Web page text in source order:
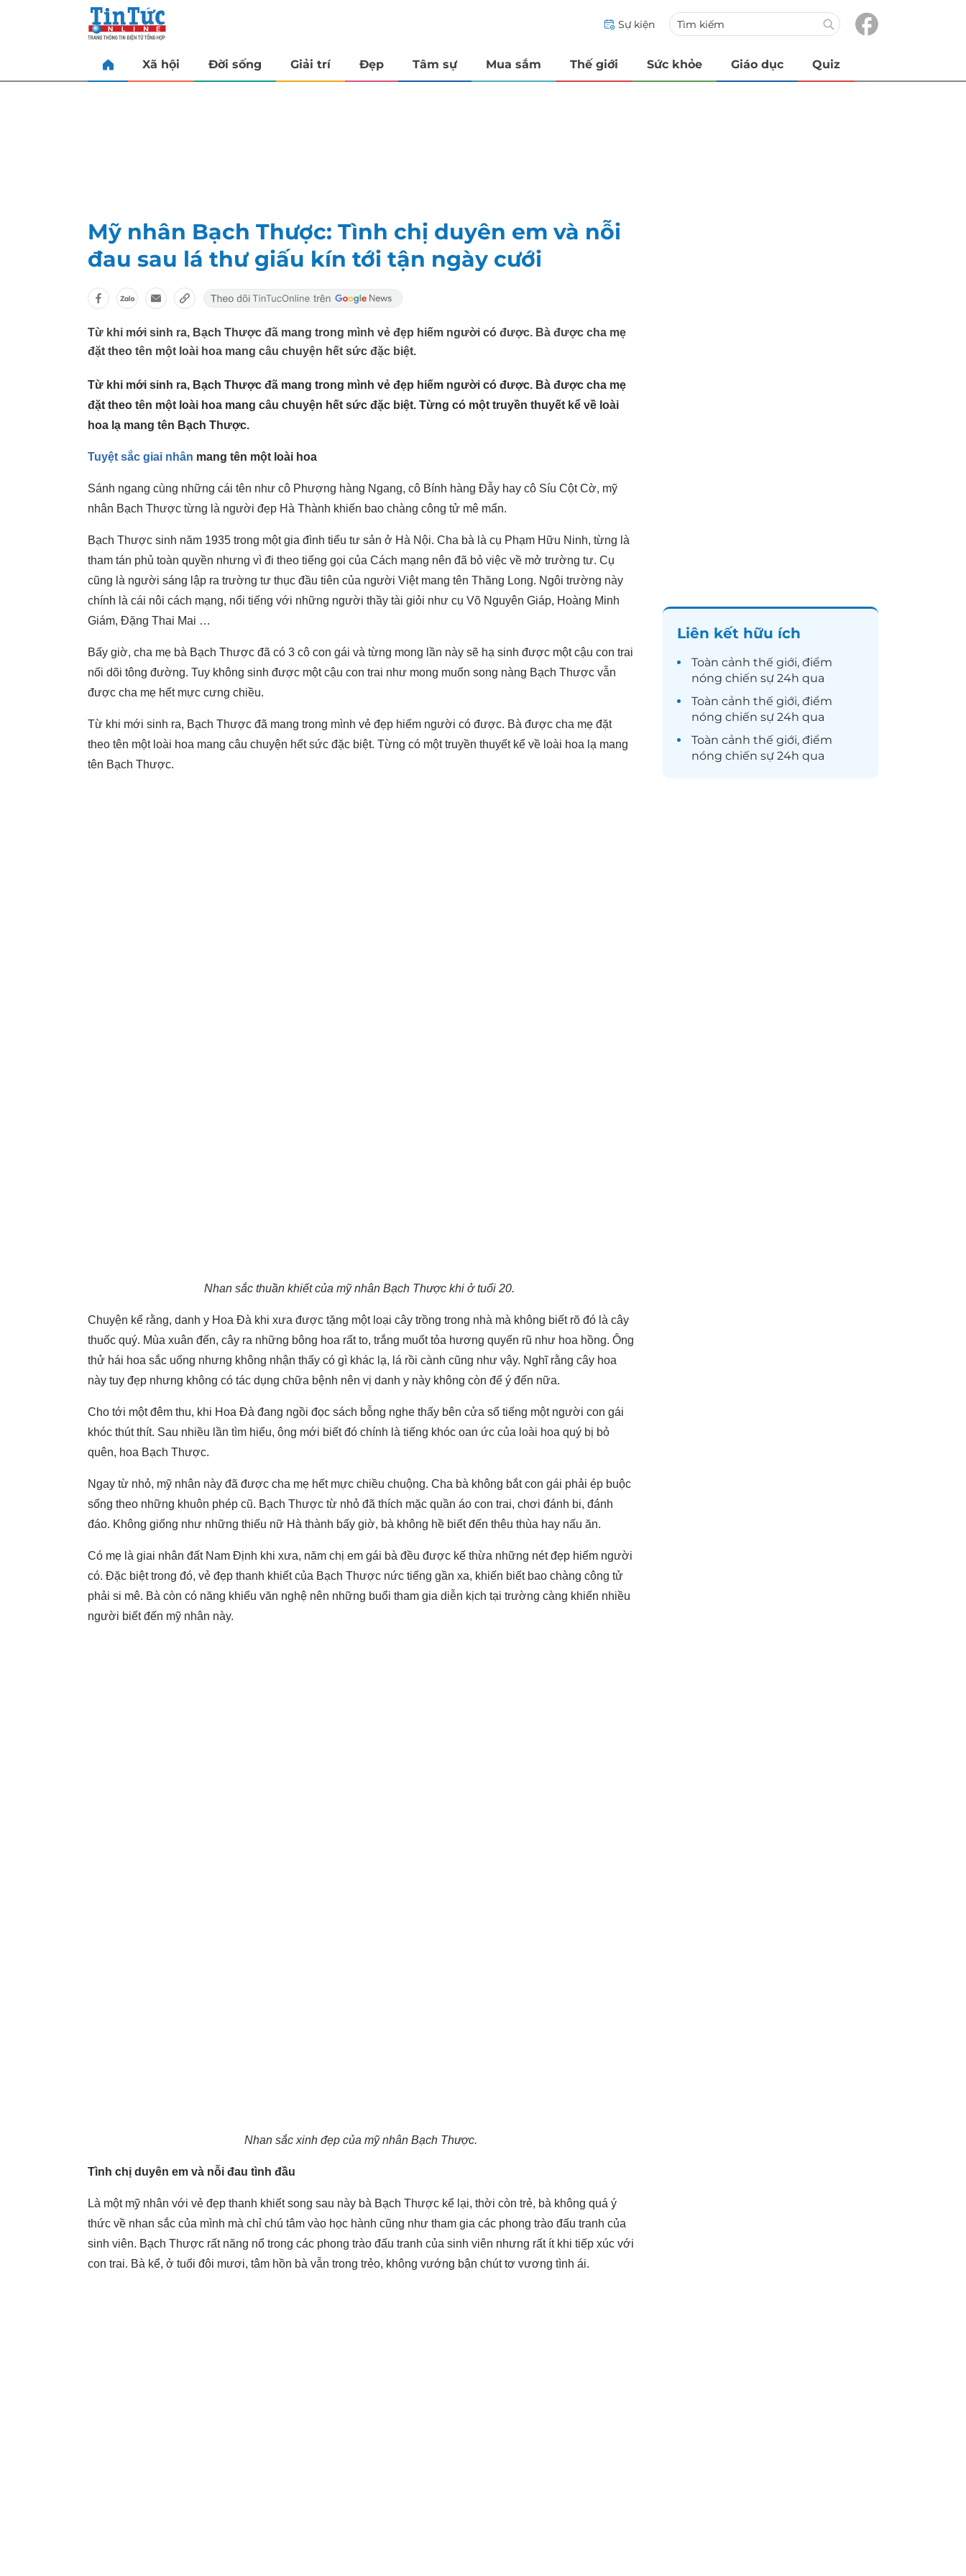
Sự kiện
Xã hội Đời sống Giải trí Đẹp Tâm sự Mua sắm Thế giới Sức khỏe Giáo dục Quiz
Mỹ nhân Bạch Thược: Tình chị duyên em và nỗi
đau sau lá thư giấu kín tới tận ngày cưới
Từ khi mới sinh ra, Bạch Thược đã mang trong mình vẻ đẹp hiếm người có được. Bà được cha mẹ
đặt theo tên một loài hoa mang câu chuyện hết sức đặc biệt.
Từ khi mới sinh ra, Bạch Thược đã mang trong mình vẻ đẹp hiếm người có được. Bà được cha mẹ
đặt theo tên một loài hoa mang câu chuyện hết sức đặc biệt. Từng có một truyền thuyết kể về loài
hoa lạ mang tên Bạch Thược.
Tuyệt sắc giai nhân mang tên một loài hoa
Sánh ngang cùng những cái tên như cô Phượng hàng Ngang, cô Bính hàng Đẫy hay cô Síu Cột Cờ, mỹ
nhân Bạch Thược từng là người đẹp Hà Thành khiến bao chàng công tử mê mẩn.
Bạch Thược sinh năm 1935 trong một gia đình tiểu tư sản ở Hà Nội. Cha bà là cụ Phạm Hữu Ninh, từng là
tham tán phủ toàn quyền nhưng vì đi theo tiếng gọi của Cách mạng nên đã bỏ việc về mở trường tư. Cụ
cũng là người sáng lập ra trường tư thục đầu tiên của người Việt mang tên Thăng Long. Ngôi trường này
chính là cái nôi cách mạng, nổi tiếng với những người thầy tài giỏi như cụ Võ Nguyên Giáp, Hoàng Minh
Giám, Đặng Thai Mai …
Bấy giờ, cha mẹ bà Bạch Thược đã có 3 cô con gái và từng mong lần này sẽ hạ sinh được một cậu con trai
nối dõi tông đường. Tuy không sinh được một cậu con trai như mong muốn song nàng Bạch Thược vẫn
được cha mẹ hết mực cưng chiều.
Từ khi mới sinh ra, Bạch Thược đã mang trong mình vẻ đẹp hiếm người có được. Bà được cha mẹ đặt
theo tên một loài hoa mang câu chuyện hết sức đặc biệt. Từng có một truyền thuyết kể về loài hoa lạ mang
tên Bạch Thược.
Nhan sắc thuần khiết của mỹ nhân Bạch Thược khi ở tuổi 20.
Chuyện kể rằng, danh y Hoa Đà khi xưa được tặng một loại cây trồng trong nhà mà không biết rõ đó là cây
thuốc quý. Mùa xuân đến, cây ra những bông hoa rất to, trắng muốt tỏa hương quyến rũ như hoa hồng. Ông
thử hái hoa sắc uống nhưng không nhận thấy có gì khác lạ, lá rồi cành cũng như vậy. Nghĩ rằng cây hoa
này tuy đẹp nhưng không có tác dụng chữa bệnh nên vị danh y này không còn để ý đến nữa.
Cho tới một đêm thu, khi Hoa Đà đang ngồi đọc sách bỗng nghe thấy bên cửa sổ tiếng một người con gái
khóc thút thít. Sau nhiều lần tìm hiểu, ông mới biết đó chính là tiếng khóc oan ức của loài hoa quý bị bỏ
quên, hoa Bạch Thược.
Ngay từ nhỏ, mỹ nhân này đã được cha mẹ hết mực chiều chuộng. Cha bà không bắt con gái phải ép buộc
sống theo những khuôn phép cũ. Bạch Thược từ nhỏ đã thích mặc quần áo con trai, chơi đánh bi, đánh
đáo. Không giống như những thiếu nữ Hà thành bấy giờ, bà không hề biết đến thêu thùa hay nấu ăn.
Có mẹ là giai nhân đất Nam Định khi xưa, năm chị em gái bà đều được kế thừa những nét đẹp hiếm người
có. Đặc biệt trong đó, vẻ đẹp thanh khiết của Bạch Thược nức tiếng gần xa, khiến biết bao chàng công tử
phải si mê. Bà còn có năng khiếu văn nghệ nên những buổi tham gia diễn kịch tại trường càng khiến nhiều
người biết đến mỹ nhân này.
Nhan sắc xinh đẹp của mỹ nhân Bạch Thược.
Tình chị duyên em và nỗi đau tình đầu
Là một mỹ nhân với vẻ đẹp thanh khiết song sau này bà Bạch Thược kể lại, thời còn trẻ, bà không quá ý
thức về nhan sắc của mình mà chỉ chú tâm vào học hành cũng như tham gia các phong trào đấu tranh của
sinh viên. Bạch Thược rất năng nổ trong các phong trào đấu tranh của sinh viên nhưng rất ít khi tiếp xúc với
con trai. Bà kể, ở tuổi đôi mươi, tâm hồn bà vẫn trong trẻo, không vướng bận chút tơ vương tình ái.
Liên kết hữu ích
Toàn cảnh thế giới, điểm
nóng chiến sự 24h qua
Toàn cảnh thế giới, điểm
nóng chiến sự 24h qua
Toàn cảnh thế giới, điểm
nóng chiến sự 24h qua